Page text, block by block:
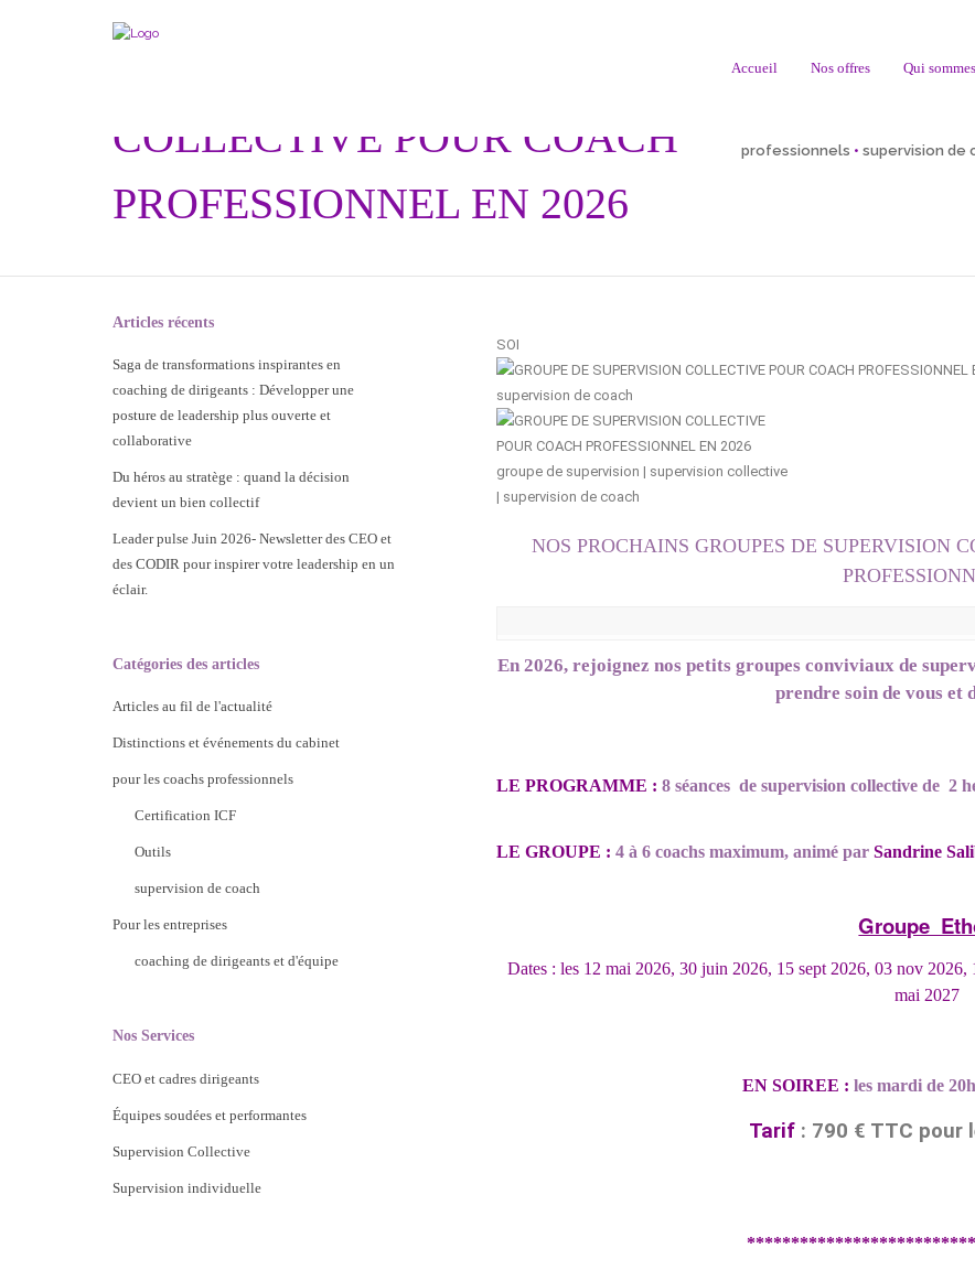
Accueil Nos offres Qui
COLLECTIVE POUR COACH
PROFESSIONNEL EN 2026
professionnels • supervision de
SOI
NOS PROCHAINS GROUPES DE SUPERVISION
En 2026, rejoignez nos petits groupes conviviaux de
prendre soin de vous et
LE PROGRAMME : 8 séancesde supervision collective de 2
LE GROUPE : 4 à 6 coachs maximum, animé par Sandrine
Groupe
Dates : les 12 mai 2026, 30 juin 2026, 15 sept 2026, 03 nov
mai 2027
EN SOIREE :les mardi de
Tarif: 790 € TTC pour
Articles récents
Saga de transformations inspirantes en
coaching de dirigeants : Développer une
posture de leadership plus ouverte et
collaborative
Du héros au stratège : quand la décision
devient un bien collectif
Leader pulse Juin 2026- Newsletter des CEO et
des CODIR pour inspirer votre leadership en un
éclair.
Catégories des articles
Articles au fil de l'actualité
Distinctions et événements du cabinet
pour les coachs professionnels
Certification ICF
Outils
supervision de coach
Pour les entreprises
coaching de dirigeants et d'équipe
Nos Services
CEO et cadres dirigeants
Équipes soudées et performantes
Supervision Collective
Supervision individuelle